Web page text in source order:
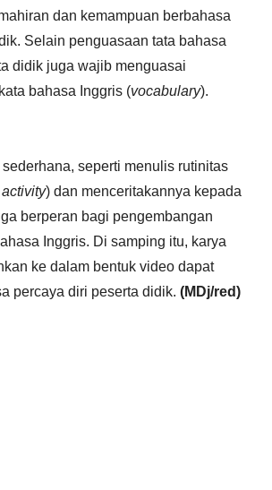
dan kemampuan berbahasa
Selain penguasaan tata bahasa
didik juga wajib menguasai
bahasa Inggris (vocabulary).
seperti menulis rutinitas
) dan menceritakannya kepada
berperan bagi pengembangan
Inggris. Di samping itu, karya
ke dalam bentuk video dapat
percaya diri peserta didik. (MDj/red)